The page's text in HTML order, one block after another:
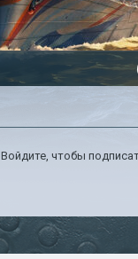
Войдите, чтобы